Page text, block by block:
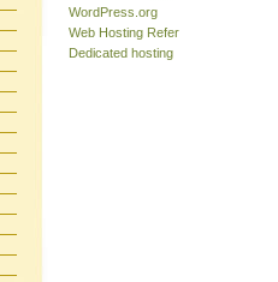
WordPress.org
Web Hosting Refer
Dedicated hosting